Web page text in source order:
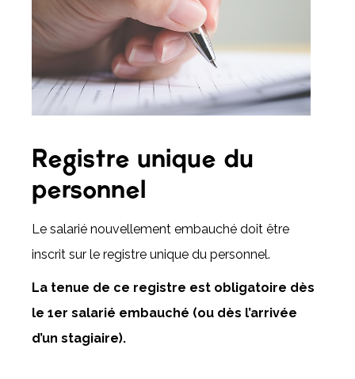
Registre unique du
personnel
Le salarié nouvellement embauché doit être
inscrit sur le registre unique du personnel.
La tenue de ce registre est obligatoire dès
le 1er salarié embauché (ou dès l’arrivée
d’un stagiaire).